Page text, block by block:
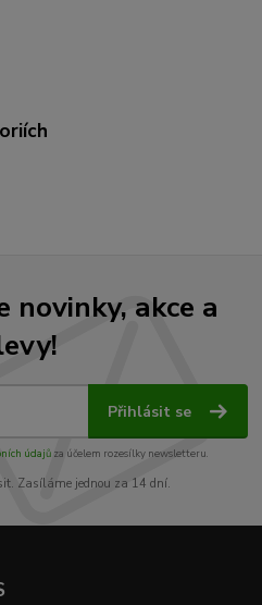
novinky, akce a
Přihlásit se
údajůza účelem rozesílky newsletteru.
Zasíláme jednou za 14 dní.